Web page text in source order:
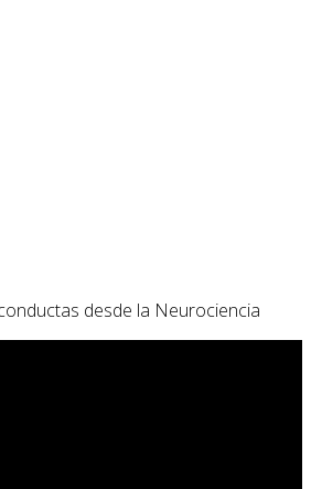
desde la Neurociencia